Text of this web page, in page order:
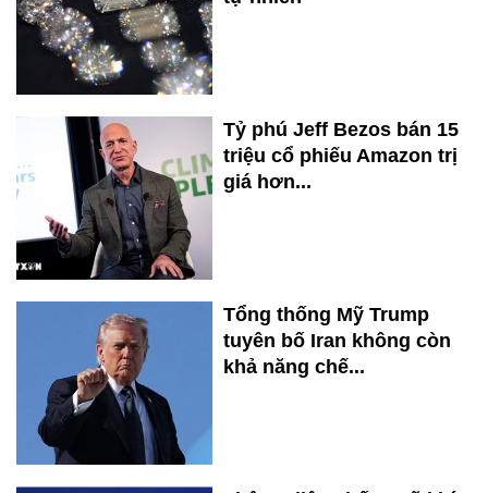
Tỷ phú Jeff Bezos bán 15
triệu cổ phiếu Amazon trị
giá hơn...
Tổng thống Mỹ Trump
tuyên bố Iran không còn
khả năng chế...